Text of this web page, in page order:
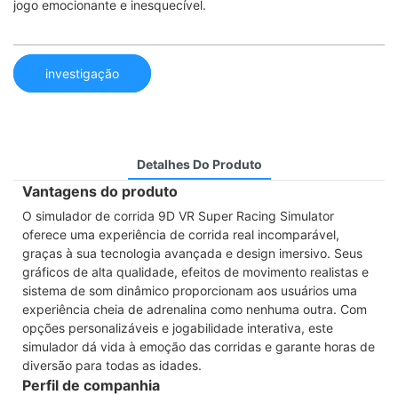
jogo emocionante e inesquecível.
investigação
Detalhes Do Produto
Vantagens do produto
O simulador de corrida 9D VR Super Racing Simulator
oferece uma experiência de corrida real incomparável,
graças à sua tecnologia avançada e design imersivo. Seus
gráficos de alta qualidade, efeitos de movimento realistas e
sistema de som dinâmico proporcionam aos usuários uma
experiência cheia de adrenalina como nenhuma outra. Com
opções personalizáveis ​​e jogabilidade interativa, este
simulador dá vida à emoção das corridas e garante horas de
diversão para todas as idades.
Perfil de companhia